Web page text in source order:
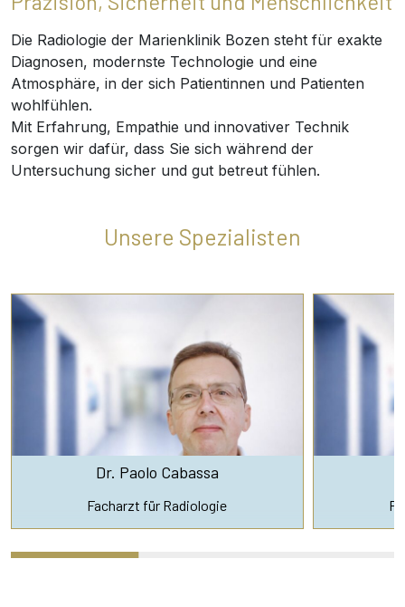
Die Radiologie der Marienklinik Bozen steht für exakte
Diagnosen, modernste Technologie und eine
Atmosphäre, in der sich Patientinnen und Patienten
wohlfühlen.
Mit Erfahrung, Empathie und innovativer Technik
sorgen wir dafür, dass Sie sich während der
Untersuchung sicher und gut betreut fühlen.
Unsere Spezialisten
Dr. Paolo Cabassa
Facharzt für Radiologie